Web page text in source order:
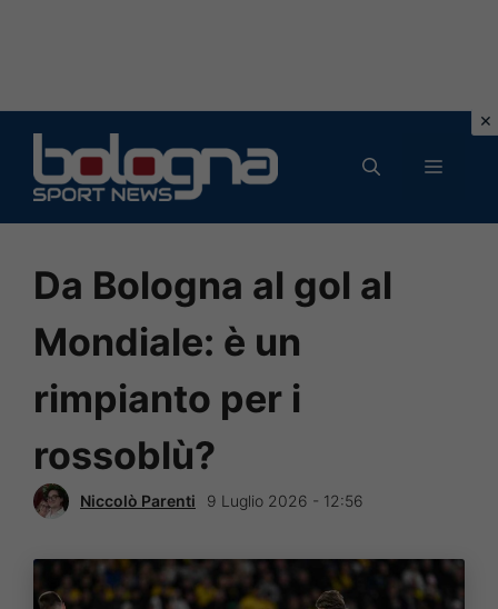
contenuto
MENU
Da Bologna al gol al
Mondiale: è un
rimpianto per i
rossoblù?
Niccolò Parenti 9 Luglio 2026 - 12:56